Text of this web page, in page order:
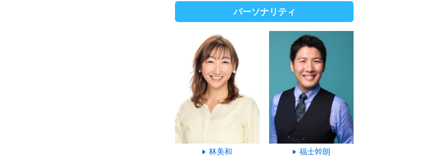
パーソナリティ
林美和 福士幹朗